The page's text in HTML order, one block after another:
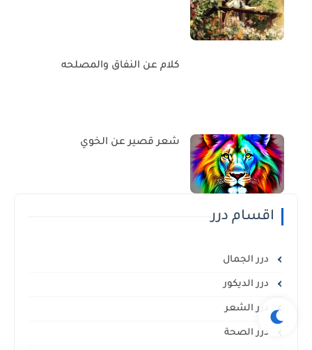
كلام عن النفاق والمصلحه
شعر قصير عن الخوي
اقسام درر
درر الجمال
درر الديكور
درر الشعر
درر الصحة